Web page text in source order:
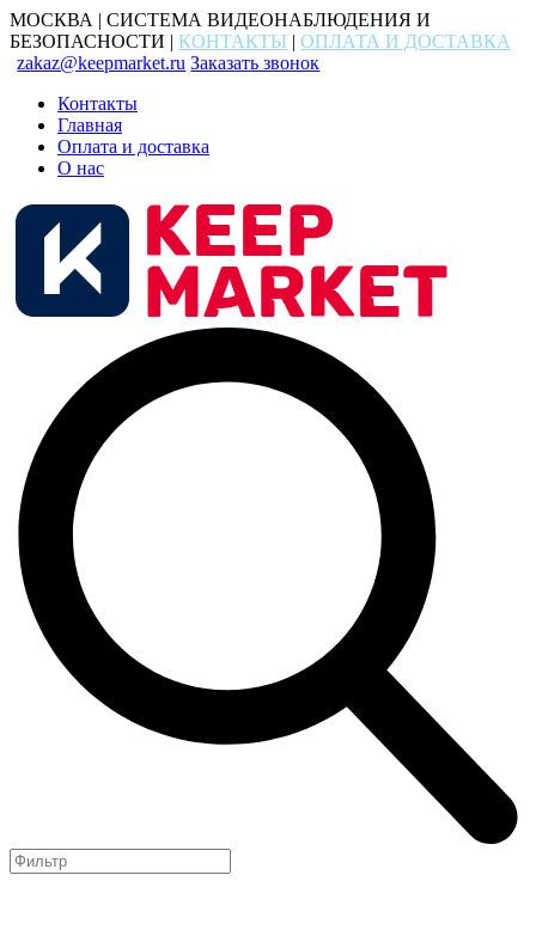
МОСКВА | СИСТЕМА ВИДЕОНАБЛЮДЕНИЯ И
БЕЗОПАСНОСТИ | КОНТАКТЫ | ОПЛАТА И ДОСТАВКА
zakaz@keepmarket.ru Заказать звонок
Контакты
Главная
Оплата и доставка
О нас